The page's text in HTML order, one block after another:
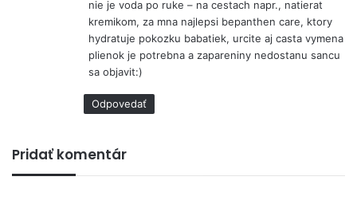
nie je voda po ruke – na cestach napr., natierat
kremikom, za mna najlepsi bepanthen care, ktory
hydratuje pokozku babatiek, urcite aj casta vymena
plienok je potrebna a zapareniny nedostanu sancu
sa objavit:)
Odpovedať
Pridať komentár